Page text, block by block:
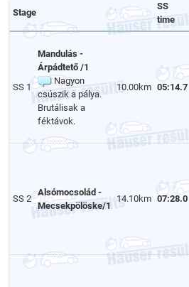
Stage
SS
time
SS 1
Mandulás -
Árpádtető /1
Nagyon
csúszik a pálya.
Brutálisak a
féktávok.
10.00km 05:14.7
SS 2
Alsómocsolád -
Mecsekpölöske/1
14.10km 07:28.0